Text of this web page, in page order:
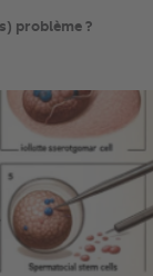
problème ?